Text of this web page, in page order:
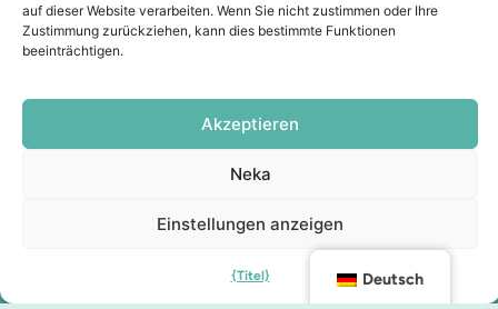
auf dieser Website verarbeiten. Wenn Sie nicht zustimmen oder Ihre
Zustimmung zurückziehen, kann dies bestimmte Funktionen
beeinträchtigen.
Akzeptieren
Neka
Einstellungen anzeigen
{Titel} Deutsch